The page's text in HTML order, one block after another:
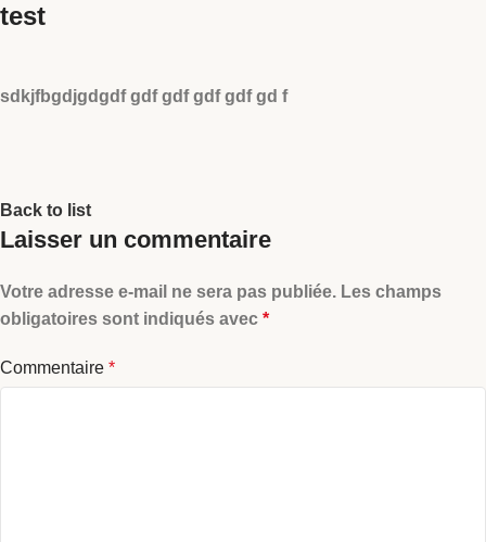
test
sdkjfbgdjgdgdf gdf gdf gdf gdf gd f
Back to list
Laisser un commentaire
Votre adresse e-mail ne sera pas publiée. Les champs
obligatoires sont indiqués avec *
Commentaire *